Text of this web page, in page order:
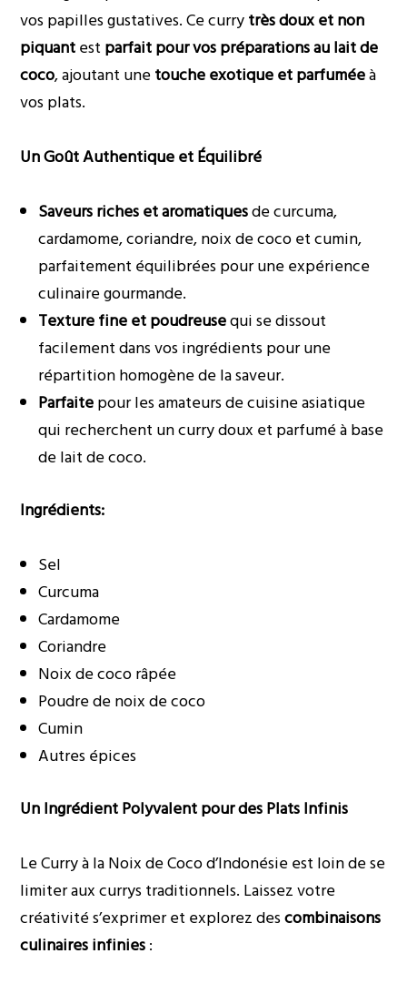
vos papilles gustatives. Ce currytrès doux et non
piquantest parfait pour vos préparations au lait de
coco, ajoutant unetouche exotique et parfuméeà
vos plats.
Un Goût Authentique et Équilibré
Saveurs riches et aromatiquesde curcuma,
cardamome, coriandre, noix de coco et cumin,
parfaitement équilibrées pour une expérience
culinaire gourmande.
Texture fine et poudreusequi se dissout
facilement dans vos ingrédients pour une
répartition homogène de la saveur.
Parfaitepour les amateurs de cuisine asiatique
qui recherchent un curry doux et parfumé à base
de lait de coco.
Ingrédients:
Sel
Curcuma
Cardamome
Coriandre
Noix de coco râpée
Poudre de noix de coco
Cumin
Autres épices
Un Ingrédient Polyvalent pour des Plats Infinis
Le Curry à la Noix de Coco d’Indonésie est loin de se
limiter aux currys traditionnels. Laissez votre
créativité s’exprimer et explorez descombinaisons
culinaires infinies: